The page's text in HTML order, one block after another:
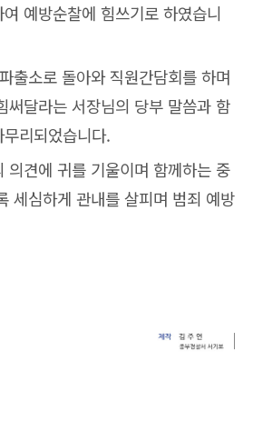
예방순찰에 힘쓰기로 하였습니
출소로 돌아와 직원간담회를 하며
써달라는 서장님의 당부 말씀과 함
리되었습니다.
의견에 귀를 기울이며 함께하는 중
세심하게 관내를 살피며 범죄 예방